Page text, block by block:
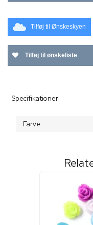
Tilføj til Ønskeskyen
Tilføj til ønskeliste
Specifikationer
Farve